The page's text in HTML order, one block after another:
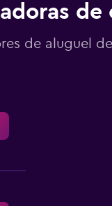
de
de aluguel